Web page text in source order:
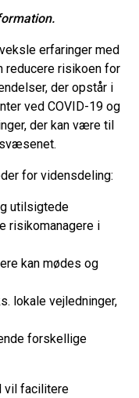
erfaringer med
reducere risikoen for
der opstår i
ved COVID-19 og
der kan være til
for vidensdeling:
utilsigtede
risikomanagere i
kan mødes og
lokale vejledninger,
forskellige
vil facilitere